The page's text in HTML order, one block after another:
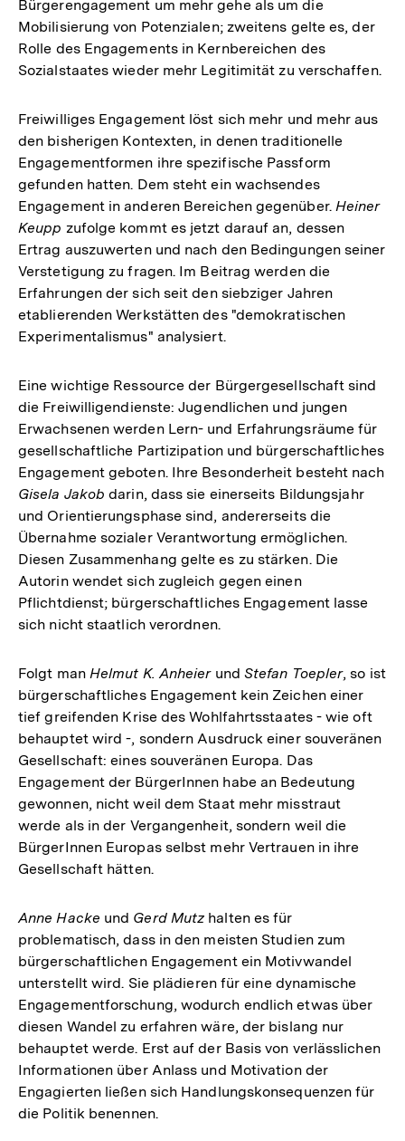
Bürgerengagement um mehr gehe als um die
Mobilisierung von Potenzialen; zweitens gelte es, der
Rolle des Engagements in Kernbereichen des
Sozialstaates wieder mehr Legitimität zu verschaffen.
Freiwilliges Engagement löst sich mehr und mehr aus
den bisherigen Kontexten, in denen traditionelle
Engagementformen ihre spezifische Passform
gefunden hatten. Dem steht ein wachsendes
Engagement in anderen Bereichen gegenüber. Heiner
Keupp zufolge kommt es jetzt darauf an, dessen
Ertrag auszuwerten und nach den Bedingungen seiner
Verstetigung zu fragen. Im Beitrag werden die
Erfahrungen der sich seit den siebziger Jahren
etablierenden Werkstätten des "demokratischen
Experimentalismus" analysiert.
Eine wichtige Ressource der Bürgergesellschaft sind
die Freiwilligendienste: Jugendlichen und jungen
Erwachsenen werden Lern- und Erfahrungsräume für
gesellschaftliche Partizipation und bürgerschaftliches
Engagement geboten. Ihre Besonderheit besteht nach
Gisela Jakob darin, dass sie einerseits Bildungsjahr
und Orientierungsphase sind, andererseits die
Übernahme sozialer Verantwortung ermöglichen.
Diesen Zusammenhang gelte es zu stärken. Die
Autorin wendet sich zugleich gegen einen
Pflichtdienst; bürgerschaftliches Engagement lasse
sich nicht staatlich verordnen.
Folgt man Helmut K. Anheierund Stefan Toepler, so ist
bürgerschaftliches Engagement kein Zeichen einer
tief greifenden Krise des Wohlfahrtsstaates - wie oft
behauptet wird -, sondern Ausdruck einer souveränen
Gesellschaft: eines souveränen Europa. Das
Engagement der BürgerInnen habe an Bedeutung
gewonnen, nicht weil dem Staat mehr misstraut
werde als in der Vergangenheit, sondern weil die
BürgerInnen Europas selbst mehr Vertrauen in ihre
Gesellschaft hätten.
Anne Hacke und Gerd Mutz halten es für
problematisch, dass in den meisten Studien zum
bürgerschaftlichen Engagement ein Motivwandel
unterstellt wird. Sie plädieren für eine dynamische
Engagementforschung, wodurch endlich etwas über
diesen Wandel zu erfahren wäre, der bislang nur
behauptet werde. Erst auf der Basis von verlässlichen
Informationen über Anlass und Motivation der
Engagierten ließen sich Handlungskonsequenzen für
die Politik benennen.